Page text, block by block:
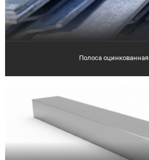
Полоса оцинкованная